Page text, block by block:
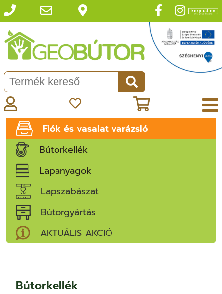
Fiók és vasalat varázsló
Bútorkellék
Lapanyagok
Lapszabászat
Bútorgyártás
AKTUÁLIS AKCIÓ
Bútorkellék